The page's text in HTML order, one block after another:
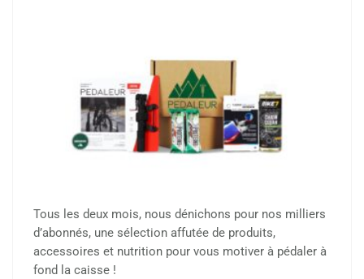
Tous les deux mois, nous dénichons pour nos milliers
d’abonnés, une sélection affutée de produits,
accessoires et nutrition pour vous motiver à pédaler à
fond la caisse !